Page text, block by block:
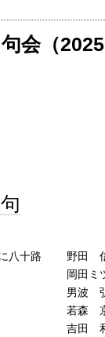
会（
八十路
野田
岡田ミ
男波
若森
吉田